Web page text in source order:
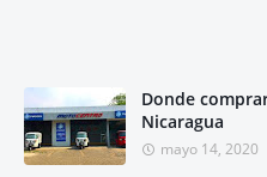
Donde
Nicaragua
mayo 14, 2020